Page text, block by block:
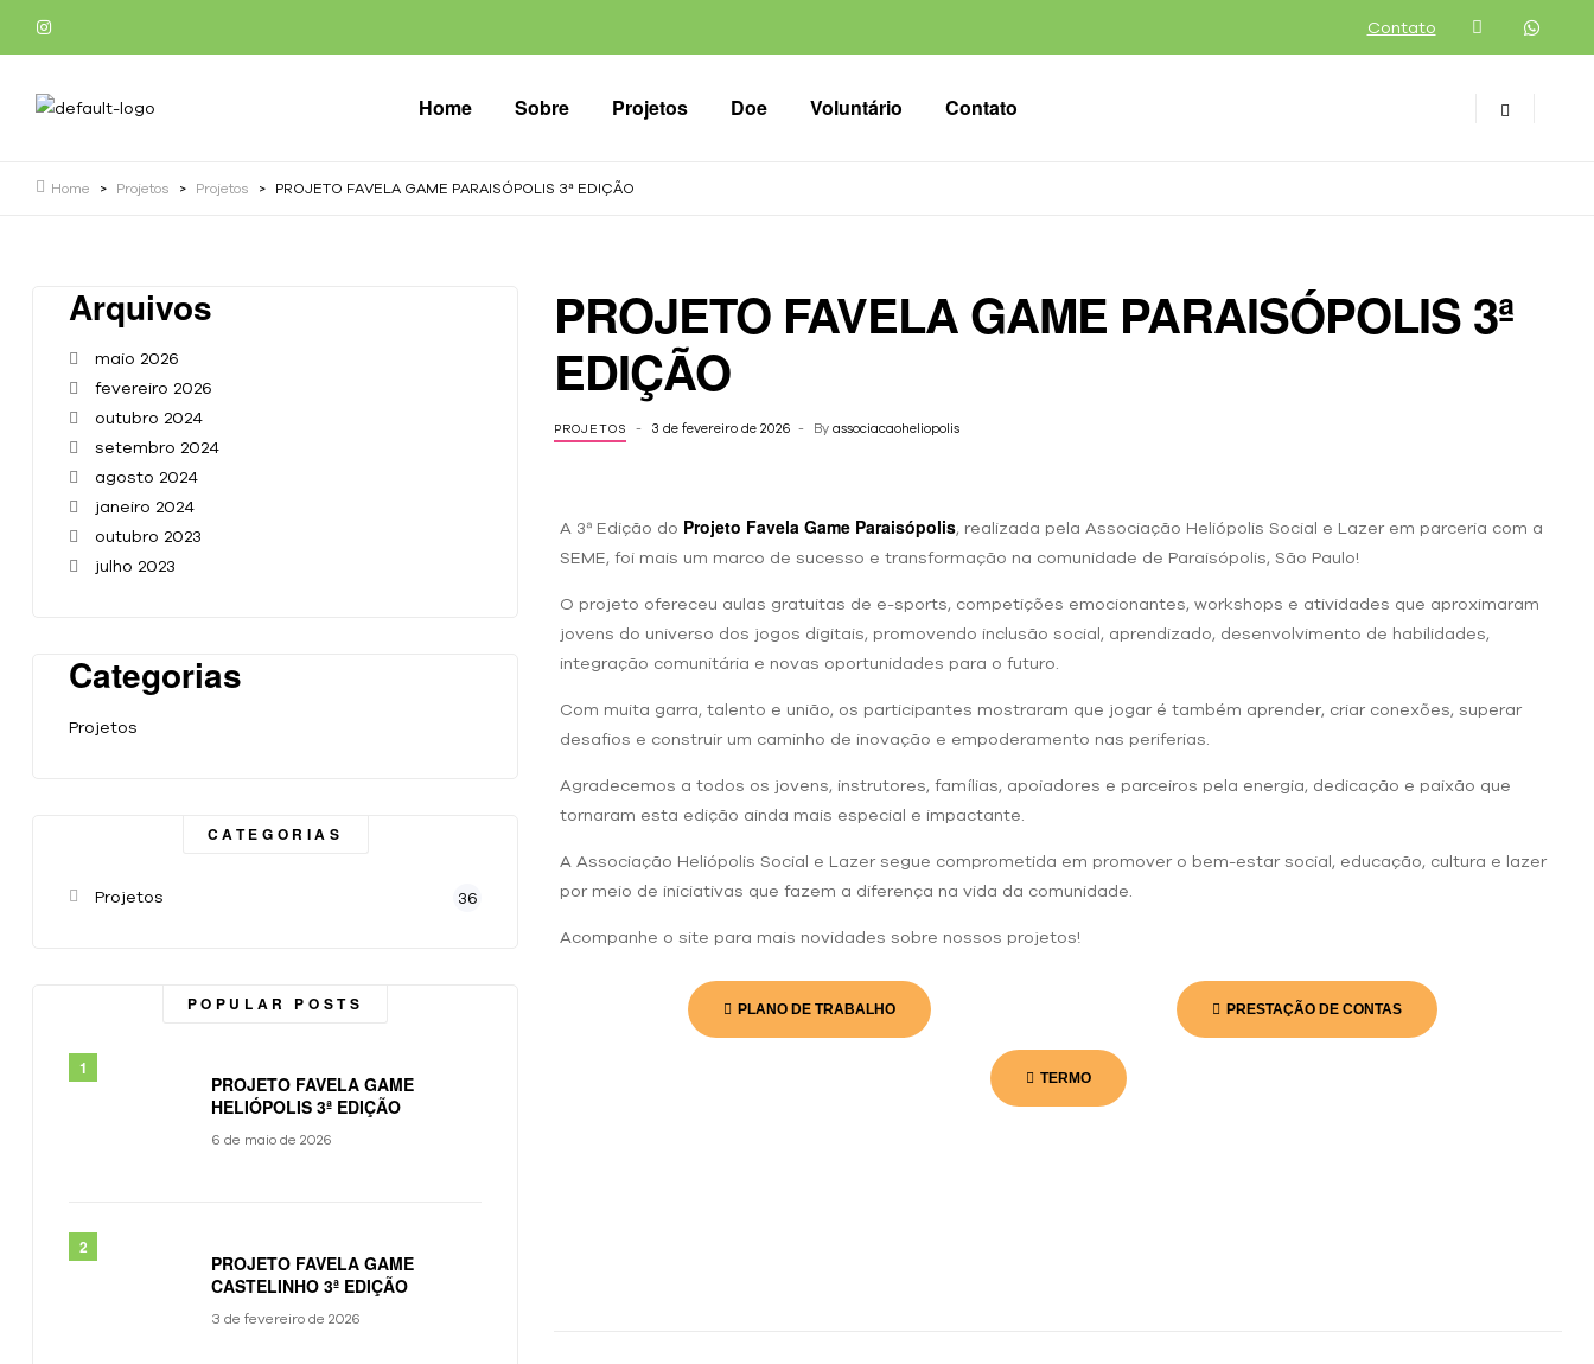
Contato
Home Sobre Projetos Doe Voluntário Contato
Home > Projetos > Projetos > PROJETO FAVELA GAME PARAISÓPOLIS 3ª EDIÇÃO
PROJETO FAVELA GAME PARAISÓPOLIS 3ª
EDIÇÃO
PROJETOS 3 de fevereiro de 2026 By associacaoheliopolis
A 3ª Edição do Projeto Favela Game Paraisópolis, realizada pela Associação Heliópolis Social e Lazer em parceria com a
SEME, foi mais um marco de sucesso e transformação na comunidade de Paraisópolis, São Paulo!
O projeto ofereceu aulas gratuitas de e-sports, competições emocionantes, workshops e atividades que aproximaram
jovens do universo dos jogos digitais, promovendo inclusão social, aprendizado, desenvolvimento de habilidades,
integração comunitária e novas oportunidades para o futuro.
Com muita garra, talento e união, os participantes mostraram que jogar é também aprender, criar conexões, superar
desafios e construir um caminho de inovação e empoderamento nas periferias.
Agradecemos a todos os jovens, instrutores, famílias, apoiadores e parceiros pela energia, dedicação e paixão que
tornaram esta edição ainda mais especial e impactante.
A Associação Heliópolis Social e Lazer segue comprometida em promover o bem-estar social, educação, cultura e lazer
por meio de iniciativas que fazem a diferença na vida da comunidade.
Acompanhe o site para mais novidades sobre nossos projetos!
PLANO DE TRABALHO PRESTAÇÃO DE CONTAS
TERMO
Arquivos
maio 2026
fevereiro 2026
outubro 2024
setembro 2024
agosto 2024
janeiro 2024
outubro 2023
julho 2023
Categorias
Projetos
CATEGORIAS
Projetos 36
POPULAR POSTS
PROJETO FAVELA GAME
HELIÓPOLIS 3ª EDIÇÃO
6 de maio de 2026
PROJETO FAVELA GAME
CASTELINHO 3ª EDIÇÃO
3 de fevereiro de 2026